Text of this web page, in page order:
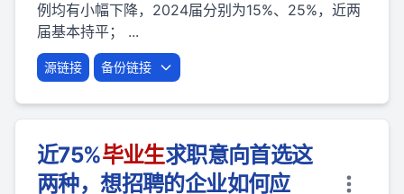
例均有小幅下降，2024届分别为15%、25%，近两
届基本持平； ...
源链接 备份链接
近75%毕业生求职意向首选这
两种，想招聘的企业如何应